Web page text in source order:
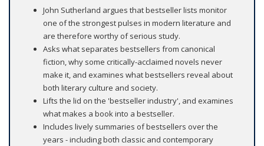
John Sutherland argues that bestseller lists monitor
one of the strongest pulses in modern literature and
are therefore worthy of serious study.
Asks what separates bestsellers from canonical
fiction, why some critically-acclaimed novels never
make it, and examines what bestsellers reveal about
both literary culture and society.
Lifts the lid on the 'bestseller industry', and examines
what makes a book into a bestseller.
Includes lively summaries of bestsellers over the
years - including both classic and contemporary